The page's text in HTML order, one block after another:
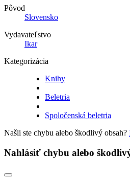
Pôvod
Slovensko
Vydavateľstvo
Ikar
Kategorizácia
Knihy
Beletria
Spoločenská beletria
Našli ste chybu alebo škodlivý obsah?
Nahlásiť chybu alebo